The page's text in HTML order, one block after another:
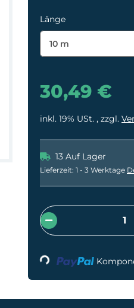
Länge
10 m
30,49 €
inkl. 19% USt. , zzgl.
13 Auf Lager
Lieferzeit: 1 - 3 Werktage
Loading...